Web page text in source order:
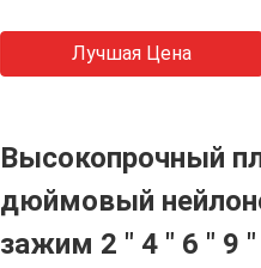
Лучшая Цена
Высокопрочный
дюймовый
зажим 2 " 4 " 6 " 9